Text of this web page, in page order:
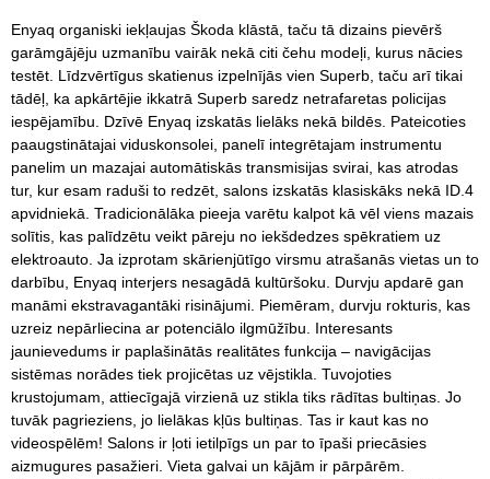
Enyaq organiski iekļaujas Škoda klāstā, taču tā dizains pievērš
garāmgājēju uzmanību vairāk nekā citi čehu modeļi, kurus nācies
testēt. Līdzvērtīgus skatienus izpelnījās vien Superb, taču arī tikai
tādēļ, ka apkārtējie ikkatrā Superb saredz netrafaretas policijas
iespējamību. Dzīvē Enyaq izskatās lielāks nekā bildēs. Pateicoties
paaugstinātajai viduskonsolei, panelī integrētajam instrumentu
panelim un mazajai automātiskās transmisijas svirai, kas atrodas
tur, kur esam raduši to redzēt, salons izskatās klasiskāks nekā ID.4
apvidniekā. Tradicionālāka pieeja varētu kalpot kā vēl viens mazais
solītis, kas palīdzētu veikt pāreju no iekšdedzes spēkratiem uz
elektroauto. Ja izprotam skārienjūtīgo virsmu atrašanās vietas un to
darbību, Enyaq interjers nesagādā kultūršoku. Durvju apdarē gan
manāmi ekstravagantāki risinājumi. Piemēram, durvju rokturis, kas
uzreiz nepārliecina ar potenciālo ilgmūžību. Interesants
jaunievedums ir paplašinātās realitātes funkcija – navigācijas
sistēmas norādes tiek projicētas uz vējstikla. Tuvojoties
krustojumam, attiecīgajā virzienā uz stikla tiks rādītas bultiņas. Jo
tuvāk pagrieziens, jo lielākas kļūs bultiņas. Tas ir kaut kas no
videospēlēm! Salons ir ļoti ietilpīgs un par to īpaši priecāsies
aizmugures pasažieri. Vieta galvai un kājām ir pārpārēm.